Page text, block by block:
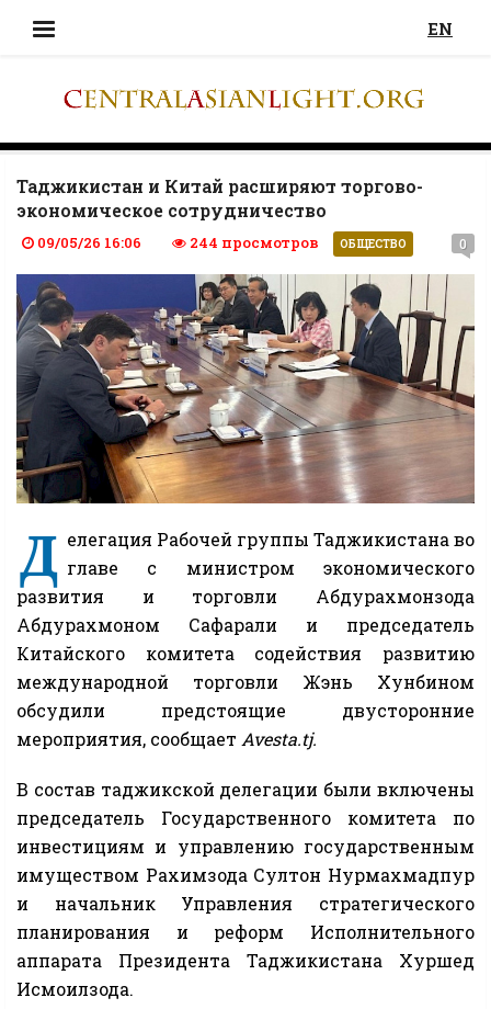
EN
Таджикистан и Китай расширяют торгово-
экономическое сотрудничество
09/05/26 16:06 244 просмотров ОБЩЕСТВО 0
Д елегация Рабочей группы Таджикистана во
главе с министром экономического
развития и торговли Абдурахмонзода
Абдурахмоном Сафарали и председатель
Китайского комитета содействия развитию
международной торговли Жэнь Хунбином
обсудили предстоящие двусторонние
мероприятия, сообщает Avesta.tj.
В состав таджикской делегации были включены
председатель Государственного комитета по
инвестициям и управлению государственным
имуществом Рахимзода Султон Нурмахмадпур
и начальник Управления стратегического
планирования и реформ Исполнительного
аппарата Президента Таджикистана Хуршед
Исмоилзода.